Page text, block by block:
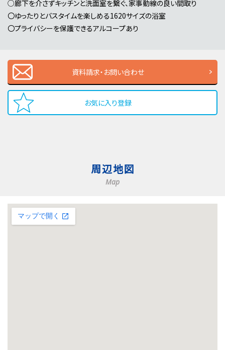
○廊下を介さずキッチンと洗面室を繋ぐ、家事動線の良い間取り
〇ゆったりとバスタイムを楽しめる1620サイズの浴室
〇プライバシーを保護できるアルコープあり
資料請求・お問い合わせ
お気に入り登録
周辺地図
Map